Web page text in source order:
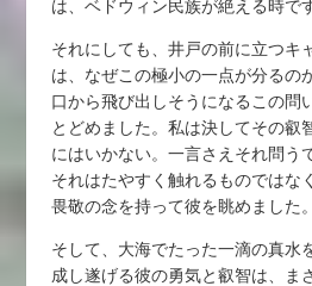
は、ベドウィン民族が絶える時です
それにしても、井戸の前に立つキ
は、なぜこの極小の一点が分るの
口から飛び出しそうになるこの問
とどめました。私は決してその叡
にはいかない。一言さえそれ問う
それはたやすく触れるものではな
畏敬の念を持って彼を眺めました。
そして、大海でたった一滴の真水
成し遂げる彼の勇気と叡智は、ま